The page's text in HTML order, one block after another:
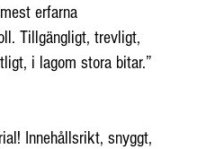
erfarna
Tillgängligt, trevligt,
i lagom stora bitar.”
Innehållsrikt, snyggt,